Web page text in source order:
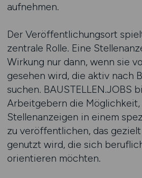
aufnehmen.
Der Veröffentlichungsort
zentrale Rolle. Eine
Wirkung nur dann, wenn sie
gesehen wird, die aktiv nach
suchen. BAUSTELLEN.JOBS
Arbeitgebern die Möglichkeit,
Stellenanzeigen in einem
zu veröffentlichen, das
genutzt wird, die sich
orientieren möchten.